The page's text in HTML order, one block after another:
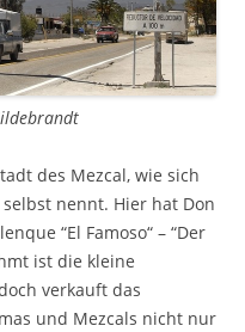
des Mezcal, wie sich
nennt. Hier hat Don
“El Famoso“ – “Der
ist die kleine
verkauft das
und Mezcals nicht nur